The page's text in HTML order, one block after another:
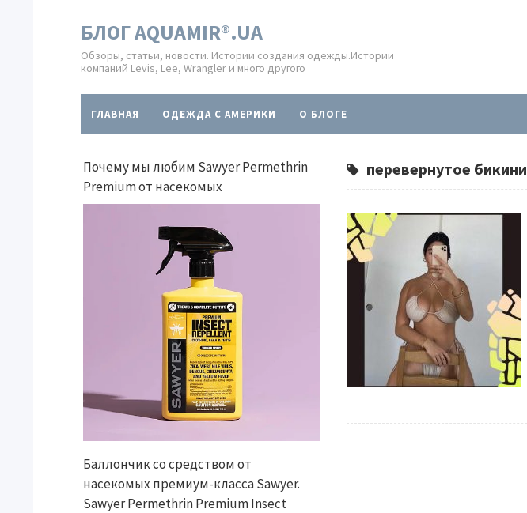
БЛОГ AQUAMIR®.UA
Обзоры, статьи, новости. Истории создания одежды.Истории
компаний Levis, Lee, Wrangler и много другого
ГЛАВНАЯ ОДЕЖДА С АМЕРИКИ O БЛОГЕ
перевернутое бикини
Почему мы любим Sawyer Permethrin
Premium от насекомых
Баллончик со средством от
насекомых премиум-класса Sawyer.
Sawyer Permethrin Premium Insect